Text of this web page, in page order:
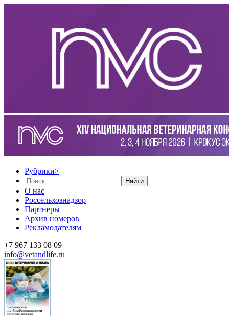
Рубрики>
Найти
О нас
Россельхознадзор
Партнеры
Архив номеров
Рекламодателям
+7 967 133 08 09
info@vetandlife.ru